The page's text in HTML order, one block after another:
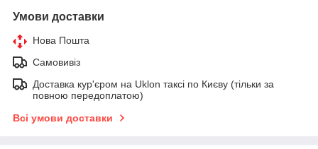
Умови доставки
Нова Пошта
Самовивіз
Доставка кур'єром на Uklon таксі по Києву (тільки за
повною передоплатою)
Всі умови доставки